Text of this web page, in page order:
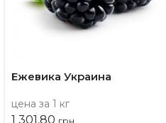
Ежевика Украина
цена за 1 кг
1 301,80 грн